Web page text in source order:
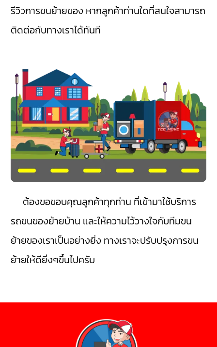
รีวิวการขนย้ายของ หากลูกค้าท่านใดที่สนใจสามารถ
ติดต่อกับทางเราได้ทันที
ต้องขอขอบคุณลูกค้าทุกท่าน ที่เข้ามาใช้บริการ
รถขนของย้ายบ้าน และให้ความไว้วางใจกับทีมขน
ย้ายของเราเป็นอย่างยิ่ง ทางเราจะปรับปรุงการขน
ย้ายให้ดียิ่งๆขึ้นไปครับ